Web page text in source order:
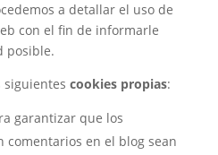
a detallar el uso de
con el fin de informarle
posible.
siguientes cookies propias:
garantizar que los
comentarios en el blog sean